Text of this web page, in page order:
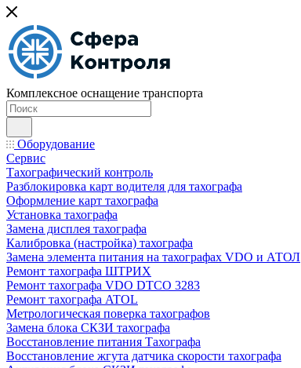
Комплексное оснащение транспорта
Оборудование
Сервис
Тахографический контроль
Разблокировка карт водителя для тахографа
Оформление карт тахографа
Установка тахографа
Замена дисплея тахографа
Калибровка (настройка) тахографа
Замена элемента питания на тахографах VDO и АТОЛ
Ремонт тахографа ШТРИХ
Ремонт тахографа VDO DTCO 3283
Ремонт тахографа ATOL
Метрологическая поверка тахографов
Замена блока СКЗИ тахографа
Восстановление питания Тахографа
Восстановление жгута датчика скорости тахографа